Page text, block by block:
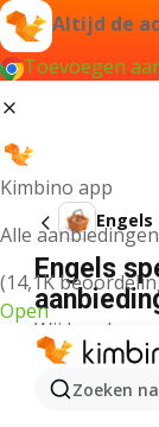
Altijd de
Toevoegen
Kimbino app
Alle
(14,1K
Open
Zoeken
Engels
Wij konden
Engels
Plus